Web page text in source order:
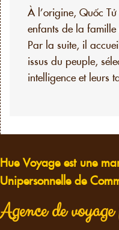
À l’origine, Quốc
enfants de la
Par la suite, il
issus du peuple,
intelligence et leurs
Hue Voyage est une
Unipersonnelle de
Agence de